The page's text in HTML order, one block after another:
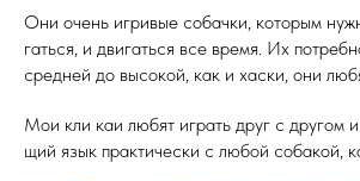
Они очень иг­ри­вые со­бач­ки, ко­торым
гать­ся, и дви­гать­ся все вре­мя. Их
сред­ней до вы­сокой, как и хас­ки, они
Мои кли каи лю­бят иг­рать друг с дру­гом
щий язык прак­ти­чес­ки с лю­бой со­бакой,